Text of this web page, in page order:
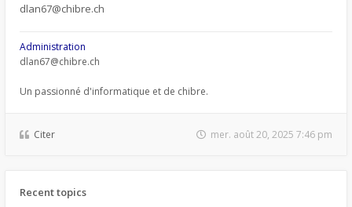
dlan67@chibre.ch
Administration
dlan67@chibre.ch
Un passionné d'informatique et de chibre.
Citer mer. août 20, 2025 7:46 pm
Recent topics